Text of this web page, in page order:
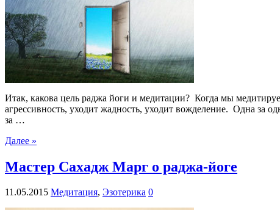
Итак, какова цель раджа йоги и медитации? Когда мы
агрессивность, уходит жадность, уходит вожделение. Одна за
за …
Далее »
Мастер Сахадж Марг о раджа-йоге
11.05.2015 Медитация, Эзотерика 0